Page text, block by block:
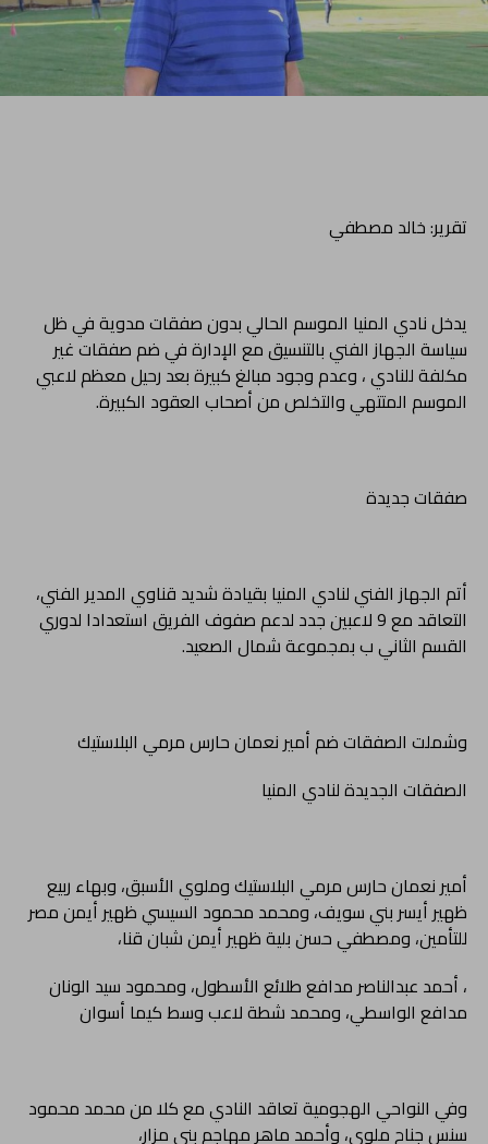
تقرير: خالد مصطفي
يدخل نادي المنيا الموسم الحالي بدون صفقات مدوية في ظل
سياسة الجهاز الفني بالتنسيق مع الإدارة في ضم صفقات غير
مكلفة للنادي ، وعدم وجود مبالغ كبيرة بعد رحيل معظم لاعبي
الموسم المتتهي والتخلص من أصحاب العقود الكبيرة.
صفقات جديدة
أتم الجهاز الفني لنادي المنيا بقيادة شديد قناوي المدير الفني،
التعاقد مع 9 لاعبين جدد لدعم صفوف الفريق استعدادا لدوري
القسم الثاني ب بمجموعة شمال الصعيد.
وشملت الصفقات ضم أمير نعمان حارس مرمي البلاستيك
الصفقات الجديدة لنادي المنيا
أمير نعمان حارس مرمي البلاستيك وملوي الأسبق، وبهاء ربيع
ظهير أيسر بني سويف، ومحمد محمود السيسي ظهير أيمن مصر
للتأمين، ومصطفي حسن بلية ظهير أيمن شبان قنا،
، أحمد عبدالناصر مدافع طلائع الأسطول، ومحمود سيد الونان
مدافع الواسطي، ومحمد شطة لاعب وسط كيما أسوان
وفي النواحي الهجومية تعاقد النادي مع كلا من محمد محمود
سنس جناح ملوي، وأحمد ماهر مهاجم بني مزار،